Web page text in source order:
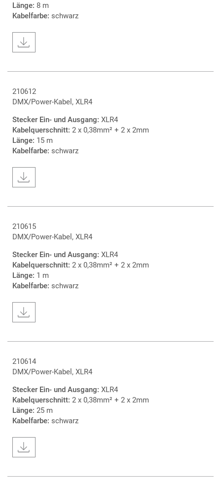
Länge: 8 m
Kabelfarbe: schwarz
210612
DMX/Power-Kabel, XLR4
Stecker Ein- und Ausgang: XLR4
Kabelquerschnitt: 2 x 0,38mm² + 2 x 2mm
Länge: 15 m
Kabelfarbe: schwarz
210615
DMX/Power-Kabel, XLR4
Stecker Ein- und Ausgang: XLR4
Kabelquerschnitt: 2 x 0,38mm² + 2 x 2mm
Länge: 1 m
Kabelfarbe: schwarz
210614
DMX/Power-Kabel, XLR4
Stecker Ein- und Ausgang: XLR4
Kabelquerschnitt: 2 x 0,38mm² + 2 x 2mm
Länge: 25 m
Kabelfarbe: schwarz